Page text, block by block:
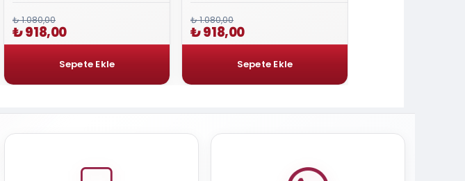
₺ 1.080,00
₺ 918,00
₺ 1.080,00
₺ 918,00